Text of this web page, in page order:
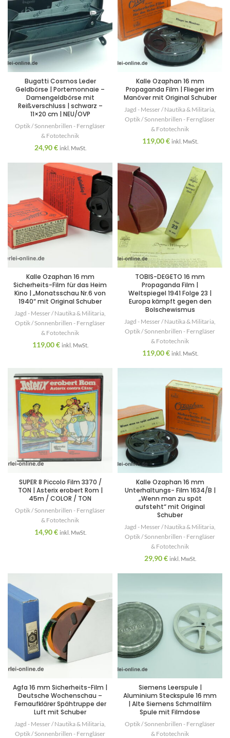
Bugatti Cosmos Leder
Geldbörse | Portemonnaie –
Damengeldbörse mit
Reißverschluss | schwarz –
11×20 cm | NEU/OVP
Optik / Sonnenbrillen - Ferngläser
& Fototechnik
24,90€ inkl. MwSt.
Kalle Ozaphan 16 mm
Propaganda Film | Flieger im
Manöver mit Original Schuber
Jagd - Messer / Nautika & Militaria
Optik / Sonnenbrillen - Ferngläser
& Fototechnik
119,00€ inkl. MwSt.
Kalle Ozaphan 16 mm
Sicherheits-Film für das Heim
Kino | „Monatsschau Nr.6 von
1940“ mit Original Schuber
Jagd - Messer / Nautika & Militaria
Optik / Sonnenbrillen - Ferngläser
& Fototechnik
119,00€ inkl. MwSt.
TOBIS-DEGETO 16 mm
Propaganda Film |
Weltspiegel 1941 Folge 23 |
Europa kämpft gegen den
Bolschewismus
Jagd - Messer / Nautika & Militaria
Optik / Sonnenbrillen - Ferngläser
& Fototechnik
119,00€ inkl. MwSt.
SUPER 8 Piccolo Film 3370 /
TON | Asterix erobert Rom |
45m / COLOR / TON
Optik / Sonnenbrillen - Ferngläser
& Fototechnik
14,90€ inkl. MwSt.
Kalle Ozaphan 16 mm
Unterhaltungs- Film 1634/B |
„Wenn man zu spät
aufsteht“ mit Original
Schuber
Jagd - Messer / Nautika & Militaria
Optik / Sonnenbrillen - Ferngläser
& Fototechnik
29,90€ inkl. MwSt.
Agfa 16 mm Sicherheits-Film |
Deutsche Wochenschau –
Fernaufklärer Spähtruppe der
Luft mit Schuber
Jagd - Messer / Nautika & Militaria
Optik / Sonnenbrillen - Ferngläser
Siemens Leerspule |
Aluminium Steckspule 16 mm
| Alte Siemens Schmalfilm
Spule mit Filmdose
Optik / Sonnenbrillen - Ferngläser
& Fototechnik